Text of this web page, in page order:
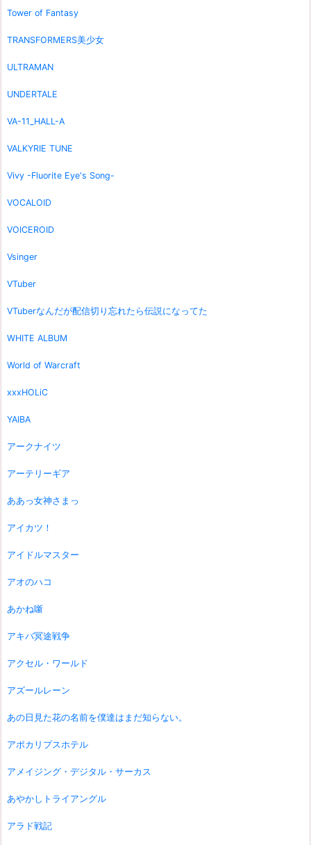
Tower of Fantasy
TRANSFORMERS美少女
ULTRAMAN
UNDERTALE
VA-11_HALL-A
VALKYRIE TUNE
Vivy -Fluorite Eye's Song-
VOCALOID
VOICEROID
Vsinger
VTuber
VTuberなんだが配信切り忘れたら伝説になってた
WHITE ALBUM
World of Warcraft
xxxHOLiC
YAIBA
アークナイツ
アーテリーギア
ああっ女神さまっ
アイカツ！
アイドルマスター
アオのハコ
あかね噺
アキバ冥途戦争
アクセル・ワールド
アズールレーン
あの日見た花の名前を僕達はまだ知らない。
アポカリプスホテル
アメイジング・デジタル・サーカス
あやかしトライアングル
アラド戦記